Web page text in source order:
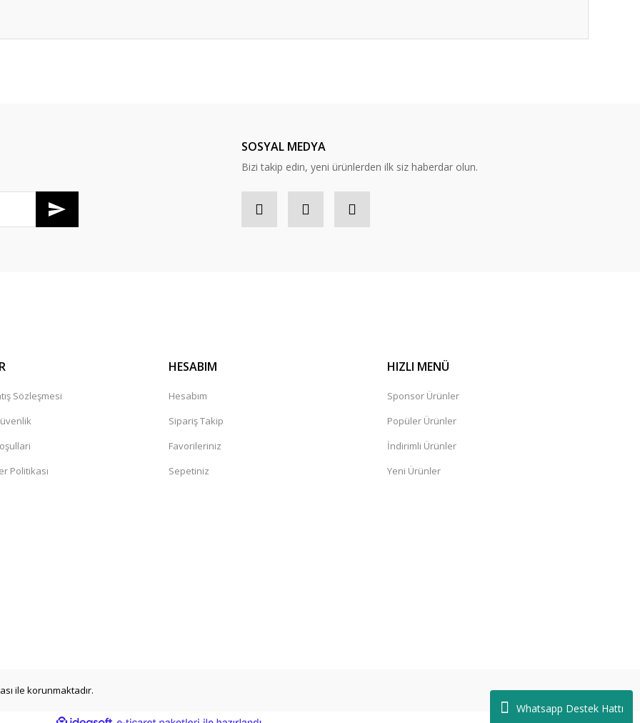
Whatsapp Destek Hattı
SOSYAL MEDYA
Bizi takip edin, yeni ürünlerden ilk siz haberdar olun.
Sözleşmesi
Politikası
HESABIM
Hesabım
Sipariş Takip
Favorileriniz
Sepetiniz
HIZLI MENÜ
Sponsor Ürünler
Popüler Ürünler
İndirimli Ürünler
Yeni Ürünler
ile korunmaktadır.